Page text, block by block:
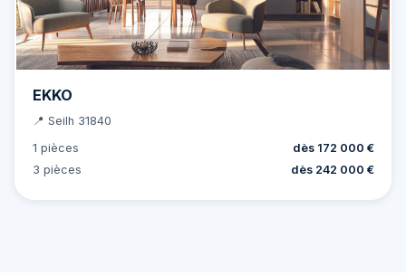
EKKO
📍 Seilh 31840
1 pièces
dès 172 000 €
3 pièces
dès 242 000 €